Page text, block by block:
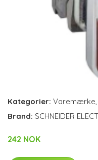
Kategorier: Varemærke
Brand: SCHNEIDER
242 NOK